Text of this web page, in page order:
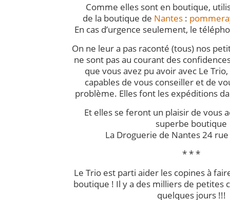
Comme elles sont en boutique,
de la boutique de Nantes :
En cas d’urgence seulement, le
On ne leur a pas raconté (tous) nos
ne sont pas au courant des
que vous avez pu avoir avec Le
capables de vous conseiller et de
problème. Elles font les expéditions
Et elles se feront un plaisir de vous
superbe boutique
La Droguerie de Nantes 24 rue
* * *
Le Trio est parti aider les copines à
boutique ! Il y a des milliers de petites
quelques jours !!!